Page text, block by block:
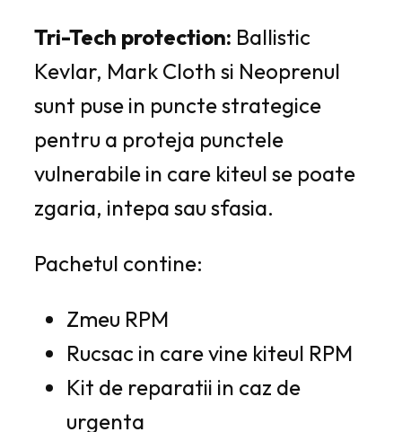
Tri-Tech protection: Ballistic
Kevlar, Mark Cloth si Neoprenul
sunt puse in puncte strategice
pentru a proteja punctele
vulnerabile in care kiteul se poate
zgaria, intepa sau sfasia.
Pachetul contine:
Zmeu RPM
Rucsac in care vine kiteul RPM
Kit de reparatii in caz de
urgenta